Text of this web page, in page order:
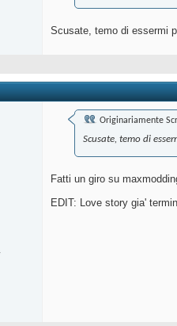
Scusate, temo di essermi
Originariamente
Scusate, temo di
Fatti un giro su
EDIT: Love story gia'